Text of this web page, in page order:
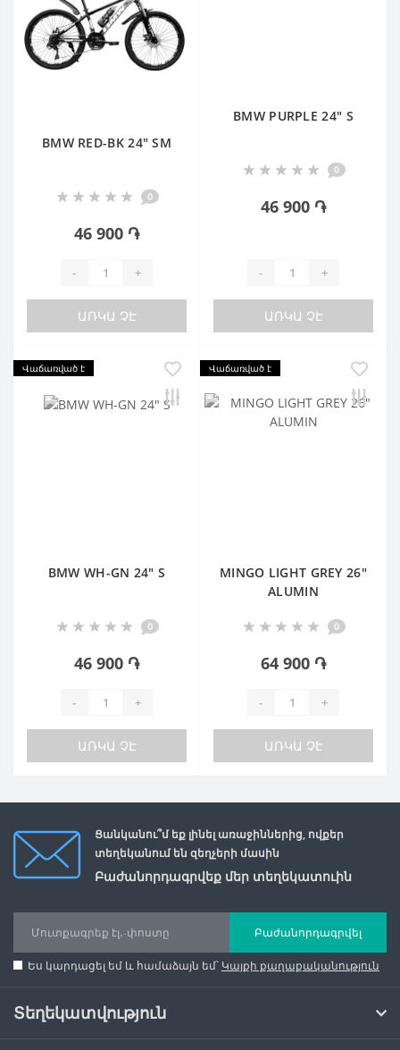
BMW RED-BK 24" SM
0
46 900 ֏
- +
ԱՌԿԱ ՉԷ
BMW PURPLE 24" S
0
46 900 ֏
- +
ԱՌԿԱ ՉԷ
Վաճառված է
BMW WH-GN 24" S
0
46 900 ֏
- +
ԱՌԿԱ ՉԷ
Վաճառված է
MINGO LIGHT GREY 26"
ALUMIN
0
64 900 ֏
- +
ԱՌԿԱ ՉԷ
Ցանկանու՞մ եք լինել առաջիններից, ովքեր
տեղեկանում են զեղչերի մասին
Բաժանորդագրվեք մեր տեղեկատուին
Բաժանորդագրվել
Ես կարդացել եմ և համաձայն եմ՝ Կայքի քաղաքականություն
Տեղեկատվություն